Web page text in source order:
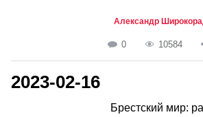
Александр
0 10584
2023-02-16
Брестский мир: